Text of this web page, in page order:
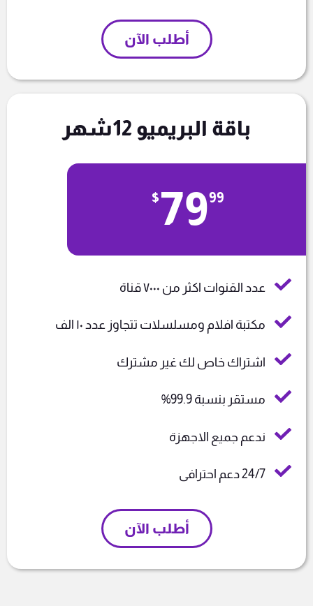
أطلب الآن
باقة البريميو 12شهر
$7999
عدد القنوات اكثر من ٧٠٠٠ قناة
مكتبة افلام ومسلسلات تتجاوز عدد ١٠ الف
اشتراك خاص لك غير مشترك
مستقر بنسبة 99.9%
ندعم جميع الاجهزة
24/7 دعم احترافى
أطلب الآن